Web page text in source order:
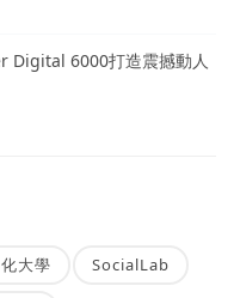
Digital 6000打造震撼動人
大學 SocialLab